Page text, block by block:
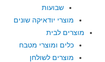
שבועות
מוצרי יודאיקה שונים
מוצרים לבית
כלים ומוצרי מטבח
מוצרים לשולחן